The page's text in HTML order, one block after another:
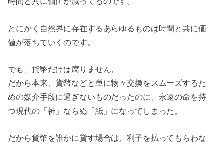
とにかく自然界に存在するあらゆるものは時間と共に価
値が落ちていくのです。
でも、貨幣だけは腐りません。
だから本来、貨幣などと単に物々交換をスムーズするた
めの媒介手段に過ぎないものだったのに、永遠の命を持
つ現代の「神」ならぬ「紙」になってしまった。
だから貨幣を誰かに貸す場合は、利子を払ってもらわな